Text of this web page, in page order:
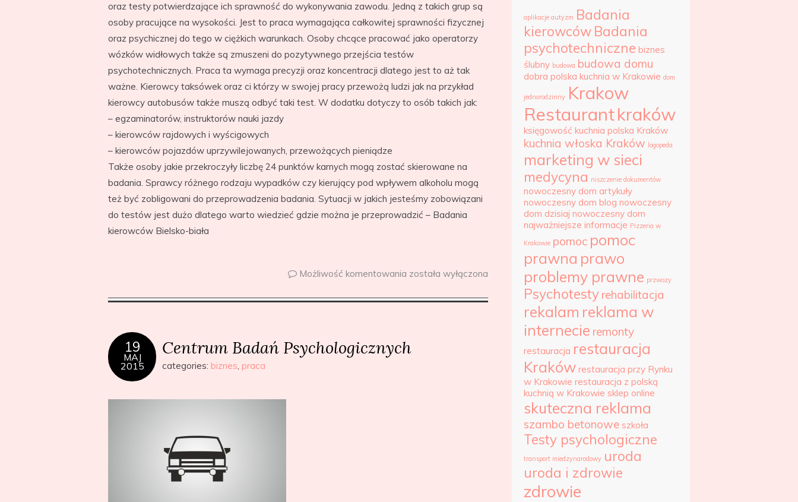
oraz testy potwierdzające ich sprawność do wykonywania zawodu. Jedną z takich grup są
osoby pracujące na wysokości. Jest to praca wymagająca całkowitej sprawności fizycznej
oraz psychicznej do tego w ciężkich warunkach. Osoby chcące pracować jako operatorzy
wózków widłowych także są zmuszeni do pozytywnego przejścia testów
psychotechnicznych. Praca ta wymaga precyzji oraz koncentracji dlatego jest to aż tak
ważne. Kierowcy taksówek oraz ci którzy w swojej pracy przewożą ludzi jak na przykład
kierowcy autobusów także muszą odbyć taki test. W dodatku dotyczy to osób takich jak:
– egzaminatorów, instruktorów nauki jazdy
– kierowców rajdowych i wyścigowych
– kierowców pojazdów uprzywilejowanych, przewożących pieniądze
Także osoby jakie przekroczyły liczbę 24 punktów karnych mogą zostać skierowane na
badania. Sprawcy różnego rodzaju wypadków czy kierujący pod wpływem alkoholu mogą
też być zobligowani do przeprowadzenia badania. Sytuacji w jakich jesteśmy zobowiązani
do testów jest dużo dlatego warto wiedzieć gdzie można je przeprowadzić – Badania
kierowców Bielsko-biała
Możliwość komentowania została wyłączona
19
MAJ
2015
Centrum Badań Psychologicznych
categories: biznes, praca
aplikacje autyzm Badania
kierowców Badania
psychotechniczne biznes
ślubny budowa budowa domu
dobra polska kuchnia w Krakowie dom
jednorodzinny Krakow
Restaurantkraków
księgowość kuchnia polska Kraków
kuchnia włoska Kraków logopeda
marketing w sieci
medycyna niszczenie dokumentów
nowoczesny dom artykuły
nowoczesny dom blog nowoczesny
dom dzisiaj nowoczesny dom
najważniejsze informacje Pizzeria w
Krakowie pomoc pomoc
prawna prawo
problemy prawne przwozy
Psychotesty rehabilitacja
rekalam reklama w
internecie remonty
restauracja restauracja
Kraków restauracja przy Rynku
w Krakowie restauracja z polską
kuchnią w Krakowie sklep online
skuteczna reklama
szambo betonowe szkoła
Testy psychologiczne
transport miedzynarodowy uroda
uroda i zdrowie
zdrowie